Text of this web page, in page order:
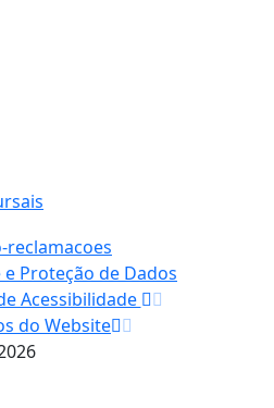
Proteção de Dados
Acessibilidade
do Website